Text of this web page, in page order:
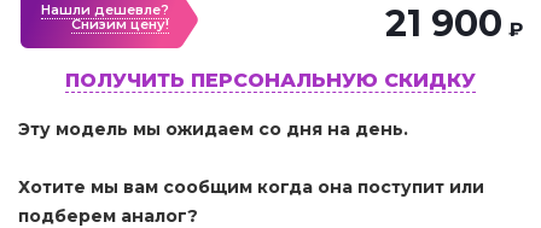
Нашли дешевле?
Cнизим цену!
21 900 ₽
ПОЛУЧИТЬ ПЕРСОНАЛЬНУЮ СКИДКУ
Эту модель мы ожидаем со дня на день.
Хотите мы вам сообщим когда она поступит или
подберем аналог?